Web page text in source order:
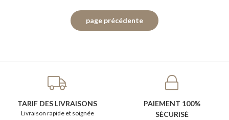
TARIF DES LIVRAISONS
Livraison rapide et soignée
PAIEMENT 100%
SÉCURISÉ